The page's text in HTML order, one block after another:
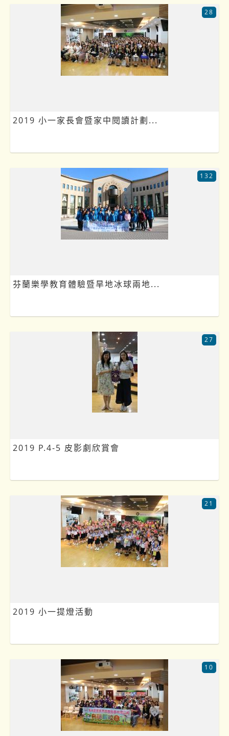
2019 小一家長會暨家中閱讀計劃...
28
芬蘭樂學教育體驗暨旱地冰球兩地...
132
2019 P.4-5 皮影劇欣賞會
27
2019 小一提燈活動
21
10